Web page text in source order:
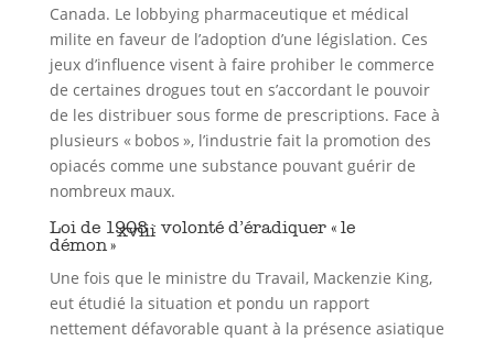
Canada. Le lobbying pharmaceutique et médical
milite en faveur de l’adoption d’une législation. Ces
jeux d’influence visent à faire prohiber le commerce
de certaines drogues tout en s’accordant le pouvoir
de les distribuer sous forme de prescriptions. Face à
plusieurs « bobos », l’industrie fait la promotion des
opiacés comme une substance pouvant guérir de
nombreux maux.
Loi de 1908 : volonté d’éradiquer « le
démon »
xviii
Une fois que le ministre du Travail, Mackenzie King,
eut étudié la situation et pondu un rapport
nettement défavorable quant à la présence asiatique